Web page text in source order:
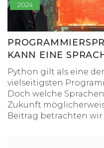
Aufgaben noch
Dabei werden auch
wie Entwickler ihre
können, um mit
Schritt zu halten.
2024
KANN EINE
RANG ABLAUFEN?
Python gilt als eine
vielseitigsten
Doch welche
Zukunft
Beitrag betrachten